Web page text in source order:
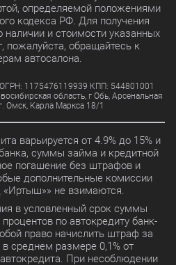
определяемой положениями
кодекса РФ. Для получения
и стоимости указанных
пожалуйста, обращайтесь к
автосалона.
1175476119939 КПП: 544801001
область, г Обь, Арсенальная
Омск, Карла Маркса 18/1
варьируется от 4.9% до 15% и
суммы займа и кредитной
погашение без штрафов и
дополнительные комиссии
«Иртыш»» не взимаются.
в условленный срок суммы
по автокредиту банк-
право начислить штраф за
среднем размере 0,1% от
При несоблюдении